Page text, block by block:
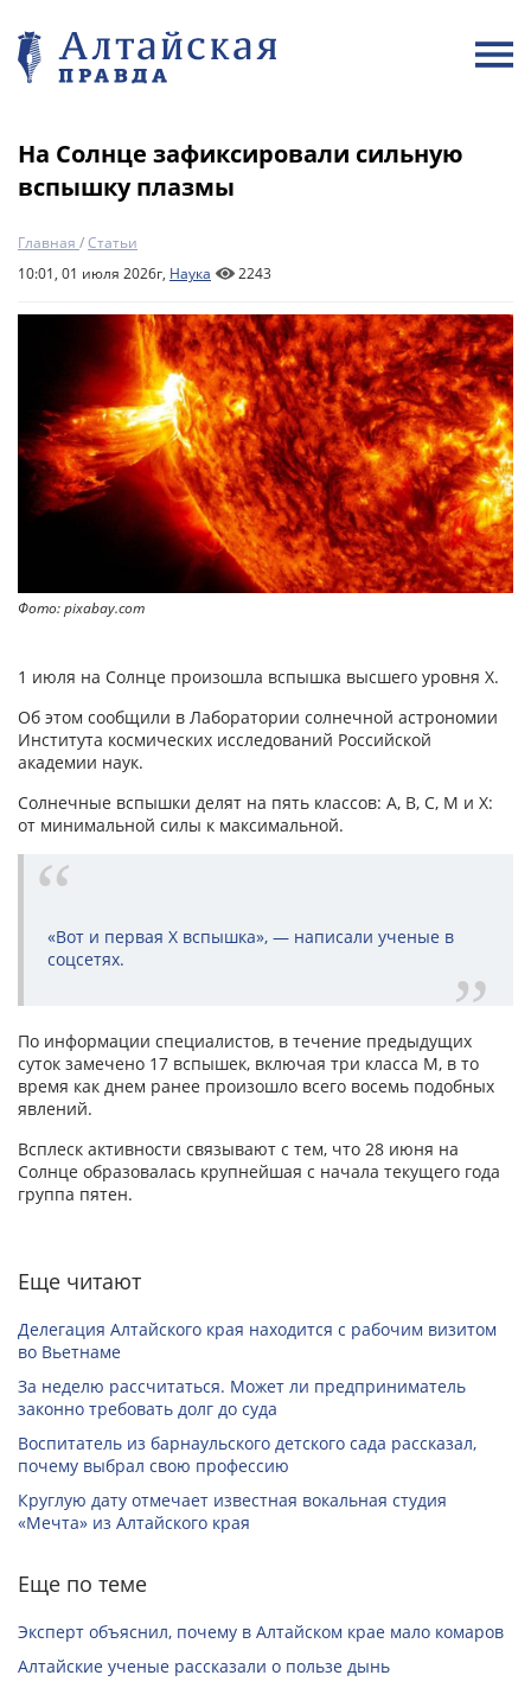
На Солнце зафиксировали сильную
вспышку плазмы
Главная /Статьи
10:01, 01 июля 2026г, Наука 2243
Фото: pixabay.com
1 июля на Солнце произошла вспышка высшего уровня X.
Об этом сообщили в Лаборатории солнечной астрономии
Института космических исследований Российской
академии наук.
Солнечные вспышки делят на пять классов: A, B, C, M и X:
от минимальной силы к максимальной.
«Вот и первая X вспышка», — написали ученые в
соцсетях.
По информации специалистов, в течение предыдущих
суток замечено 17 вспышек, включая три класса M, в то
время как днем ранее произошло всего восемь подобных
явлений.
Всплеск активности связывают с тем, что 28 июня на
Солнце образовалась крупнейшая с начала текущего года
группа пятен.
Еще читают
Делегация Алтайского края находится с рабочим визитом
во Вьетнаме
За неделю рассчитаться. Может ли предприниматель
законно требовать долг до суда
Воспитатель из барнаульского детского сада рассказал,
почему выбрал свою профессию
Круглую дату отмечает известная вокальная студия
«Мечта» из Алтайского края
Еще по теме
Эксперт объяснил, почему в Алтайском крае мало комаров
Алтайские ученые рассказали о пользе дынь